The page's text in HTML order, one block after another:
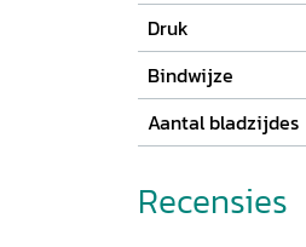
Druk
Bindwijze
Aantal bladzijdes
Recensies